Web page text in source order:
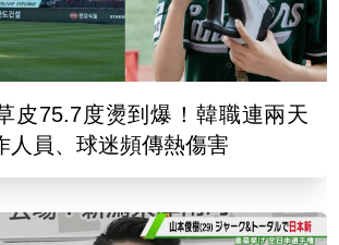
皮75.7度燙到爆！韓職連兩天
員、球迷頻傳熱傷害